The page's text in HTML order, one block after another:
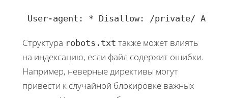
User-agent: * Disallow: /private/
Структура robots.txt также может влиять
на индексацию, если файл содержит ошибки.
Например, неверные директивы могут
привести к случайной блокировке важных